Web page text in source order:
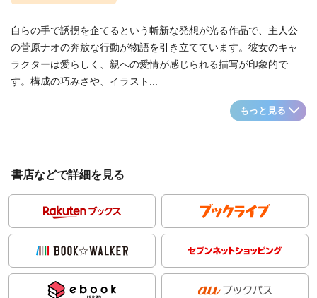
自らの手で誘拐を企てるという斬新な発想が光る作品で、主人公
の菅原ナオの奔放な行動が物語を引き立てています。彼女のキャ
ラクターは愛らしく、親への愛情が感じられる描写が印象的で
す。構成の巧みさや、イラスト...
もっと見る
書店などで詳細を見る